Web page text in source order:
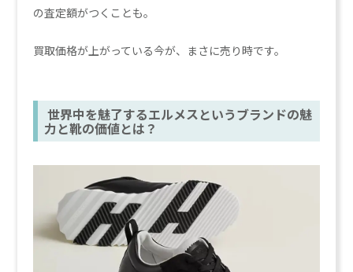
の査定額がつくことも。
買取価格が上がっている今が、まさに売り時です。
世界中を魅了するエルメスというブランドの魅
力と靴の価値とは？